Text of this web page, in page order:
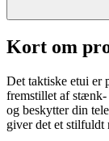
Kort om
Det taktiske etui er
fremstillet af
og beskytter din
giver det et